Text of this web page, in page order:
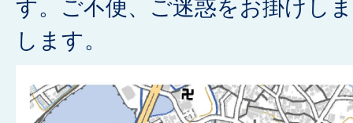
す。ご不便、ご迷惑をお掛けし
します。